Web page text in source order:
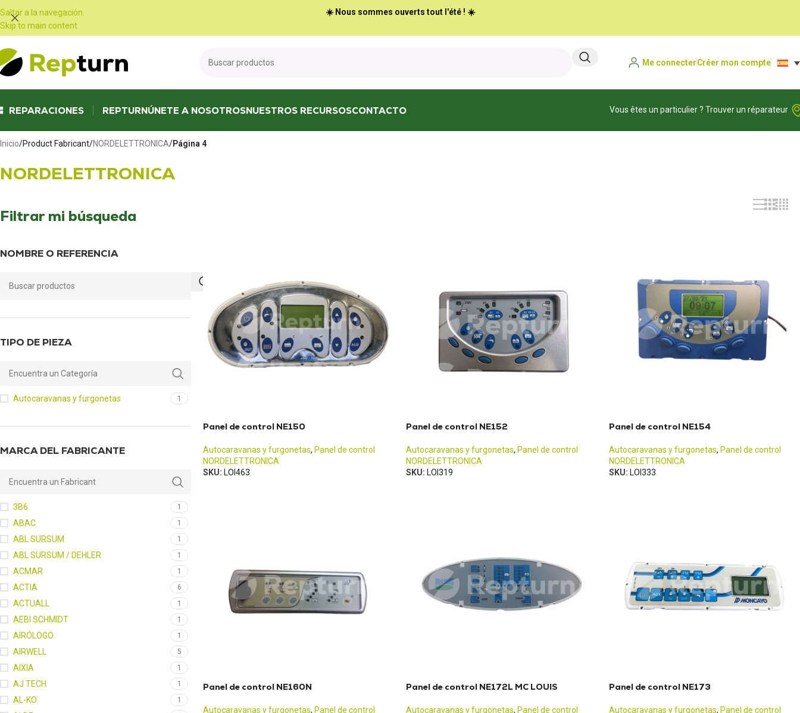
Saltar a la navegación
Skip to main content
☀️ Nous sommes ouverts tout l'été ! ☀️
Me connecterCréer mon compte
REPARACIONES REPTURNÚNETE A NOSOTROSNUESTROS RECURSOSCONTACTO Vous êtes un particulier ? Trouver un réparateur
Inicio/Product Fabricant/NORDELETTRONICA/Página 4
NORDELETTRONICA
Filtrar mi búsqueda
NOMBRE O REFERENCIA
TIPO DE PIEZA
Autocaravanas y furgonetas 1
MARCA DEL FABRICANTE
3B6 1
ABAC 1
ABL SURSUM 1
ABL SURSUM / DEHLER 1
ACMAR 1
ACTIA 6
ACTUALL 1
AEBI SCHMIDT 1
AIRÓLOGO 1
AIRWELL 5
AIXIA 1
AJ TECH 1
AL-KO 1
Panel de control NE150
Autocaravanas y furgonetas, Panel de control
NORDELETTRONICA
SKU: LOI463
Panel de control NE152
Autocaravanas y furgonetas, Panel de control
NORDELETTRONICA
SKU: LOI319
Panel de control NE154
Autocaravanas y furgonetas, Panel de control
NORDELETTRONICA
SKU: LOI333
Panel de control NE160N
Autocaravanas y furgonetas, Panel de control
Panel de control NE172L MC LOUIS
Autocaravanas y furgonetas, Panel de control
Panel de control NE173
Autocaravanas y furgonetas, Panel de control